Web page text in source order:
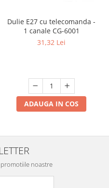
Dulie E27 cu telecomanda -
1 canale CG-6001
31,32 Lei
ADAUGA IN COS
noastre